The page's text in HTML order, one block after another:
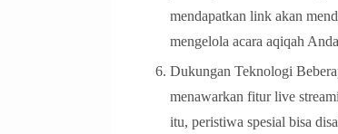
mendapatkan link akan
mengelola acara aqiqah
Dukungan Teknologi
menawarkan fitur live
itu, peristiwa spesial bisa